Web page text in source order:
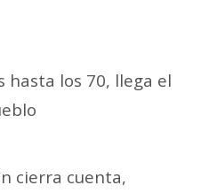
hasta los 70, llega el
cierra cuenta,